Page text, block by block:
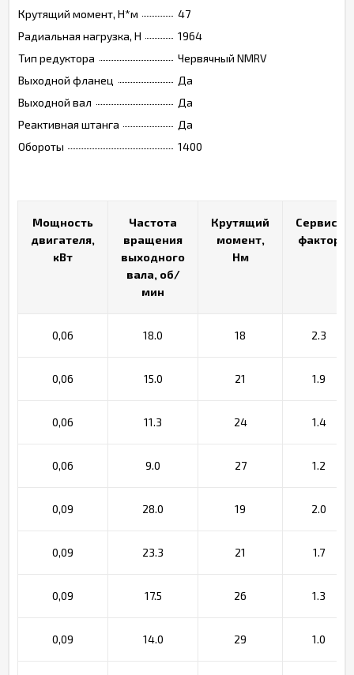
Крутящий момент, Н*м
47
Радиальная нагрузка, Н
1964
Тип редуктора
Червячный NMRV
Выходной фланец
Да
Выходной вал
Да
Реактивная штанга
Да
Обороты
1400
Мощность
двигателя,
кВт
Частота
вращения
выходного
вала, об/
мин
Крутящий
момент,
Нм
Сервис-
фактор
0,06 18.0 18 2.3
0,06 15.0 21 1.9
0,06 11.3 24 1.4
0,06 9.0 27 1.2
0,09 28.0 19 2.0
0,09 23.3 21 1.7
0,09 17.5 26 1.3
0,09 14.0 29 1.0
Мощность
двигателя,
кВт
Частота
вращения
выходного
вала, об/
мин
Крутящий
момент,
Нм
Сервис-
фактор